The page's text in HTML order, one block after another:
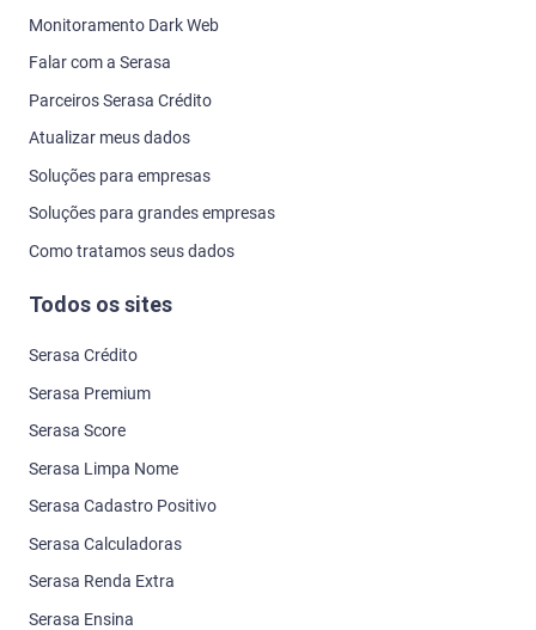
Monitoramento Dark Web
Falar com a Serasa
Parceiros Serasa Crédito
Atualizar meus dados
Soluções para empresas
Soluções para grandes empresas
Como tratamos seus dados
Todos os sites
Serasa Crédito
Serasa Premium
Serasa Score
Serasa Limpa Nome
Serasa Cadastro Positivo
Serasa Calculadoras
Serasa Renda Extra
Serasa Ensina